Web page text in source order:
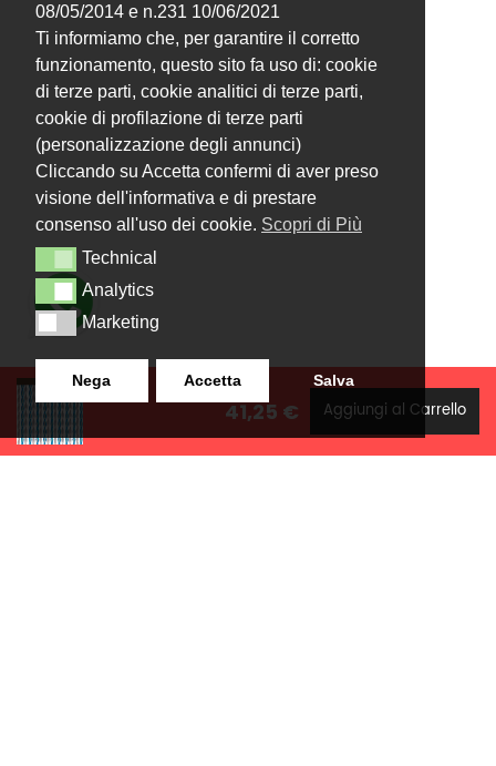
08/05/2014 e n.231 10/06/2021
Ti informiamo che, per garantire il corretto
funzionamento, questo sito fa uso di: cookie
di terze parti, cookie analitici di terze parti,
cookie di profilazione di terze parti
(personalizzazione degli annunci)
Cliccando su Accetta confermi di aver preso
visione dell'informativa e di prestare
consenso all'uso dei cookie. Scopri di Più
TechnicalTechnical
AnalyticsAnalytics
MarketingMarketing
Nega Accetta Salva
41,25 € Aggiungi al Carrello